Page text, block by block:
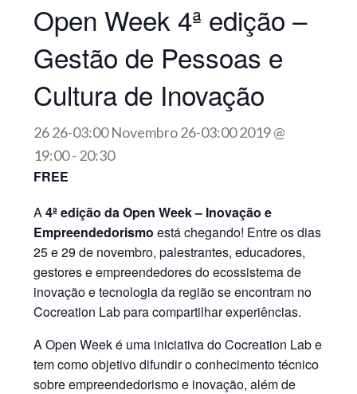
Open Week 4ª edição –
Gestão de Pessoas e
Cultura de Inovação
26 26-03:00 Novembro 26-03:00 2019 @
19:00- 20:30
FREE
A4ª edição da Open Week – Inovação e
Empreendedorismo está chegando! Entre os dias
25 e 29 de novembro, palestrantes, educadores,
gestores e empreendedores do ecossistema de
inovação e tecnologia da região se encontram no
Cocreation Lab para compartilhar experiências.
A Open Week é uma iniciativa do Cocreation Lab e
tem como objetivo difundir o conhecimento técnico
sobre empreendedorismo e inovação, além de